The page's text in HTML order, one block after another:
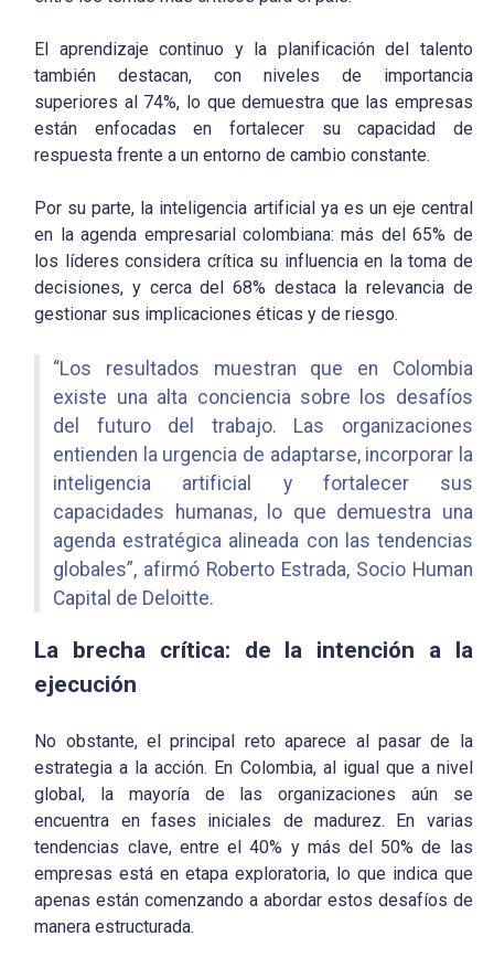
El aprendizaje continuo y la planificación del talento
también destacan, con niveles de importancia
superiores al 74%, lo que demuestra que las empresas
están enfocadas en fortalecer su capacidad de
respuesta frente a un entorno de cambio constante.
Por su parte, la inteligencia artificial ya es un eje central
en la agenda empresarial colombiana: más del 65% de
los líderes considera crítica su influencia en la toma de
decisiones, y cerca del 68% destaca la relevancia de
gestionar sus implicaciones éticas y de riesgo.
“Los resultados muestran que en Colombia
existe una alta conciencia sobre los desafíos
del futuro del trabajo. Las organizaciones
entienden la urgencia de adaptarse, incorporar la
inteligencia artificial y fortalecer sus
capacidades humanas, lo que demuestra una
agenda estratégica alineada con las tendencias
globales”, afirmó Roberto Estrada, Socio Human
Capital de Deloitte.
La brecha crítica: de la intención a la
ejecución
No obstante, el principal reto aparece al pasar de la
estrategia a la acción. En Colombia, al igual que a nivel
global, la mayoría de las organizaciones aún se
encuentra en fases iniciales de madurez. En varias
tendencias clave, entre el 40% y más del 50% de las
empresas está en etapa exploratoria, lo que indica que
apenas están comenzando a abordar estos desafíos de
manera estructurada.